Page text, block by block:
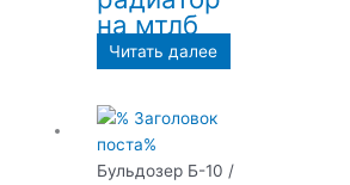
на мтлб
Читать далее
Бульдозер Б-10 /